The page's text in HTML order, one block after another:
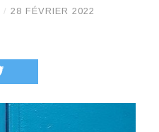
/ 28 FÉVRIER 2022